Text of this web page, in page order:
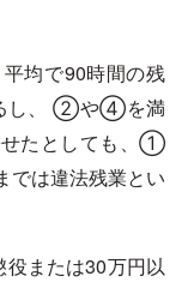
均で90時間の残
し、 ②や④を満
せたとしても、①
では違法残業とい
または30万円以